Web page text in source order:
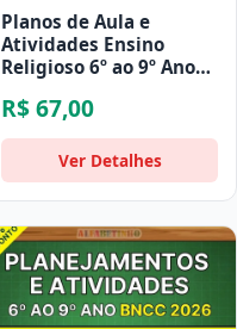
Planos de Aula e
Atividades Ensino
Religioso 6º ao 9º Ano
R$ 67,00
Ver Detalhes